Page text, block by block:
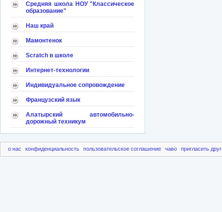
Средняя школа НОУ "Классическое
образование"
Наш край
Мамонтенок
Scratch в школе
Интернет-технологии
Индивидуальное сопровождение
Французский язык
Алатырский автомобильно-
дорожный техникум
о нас конфиденциальность пользовательское соглашение чаво пригласить